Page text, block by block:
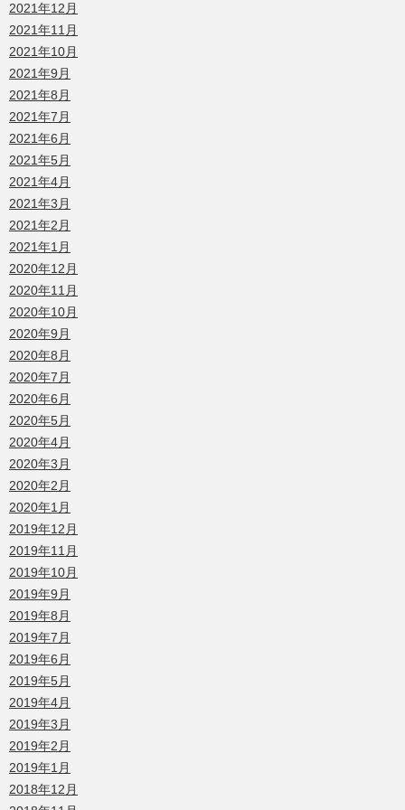
2021年12月
2021年11月
2021年10月
2021年9月
2021年8月
2021年7月
2021年6月
2021年5月
2021年4月
2021年3月
2021年2月
2021年1月
2020年12月
2020年11月
2020年10月
2020年9月
2020年8月
2020年7月
2020年6月
2020年5月
2020年4月
2020年3月
2020年2月
2020年1月
2019年12月
2019年11月
2019年10月
2019年9月
2019年8月
2019年7月
2019年6月
2019年5月
2019年4月
2019年3月
2019年2月
2019年1月
2018年12月